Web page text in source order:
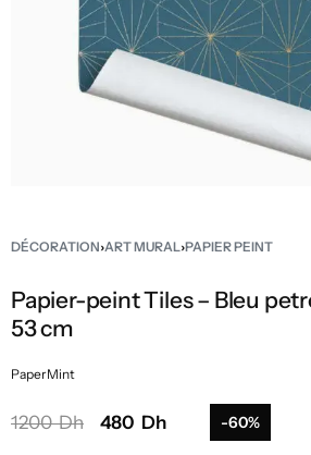
DÉCORATION›ART MURAL›PAPIER PEINT
Papier-peint Tiles – Bleu
53 cm
PaperMint
1200 Dh 480 Dh -60%